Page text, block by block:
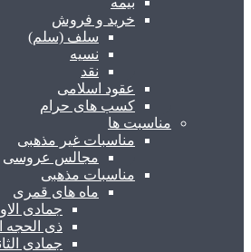
خرید و فروش
سلف (سلم)
نسیه
نقد
عقود اسلامی
کسب های حرام
مناسبت ها
مناسبات غیر مذهبی
مجالس عروسی
مناسبات مذهبی
ماه های قمری
جمادی
ذی الحجه
جمادی